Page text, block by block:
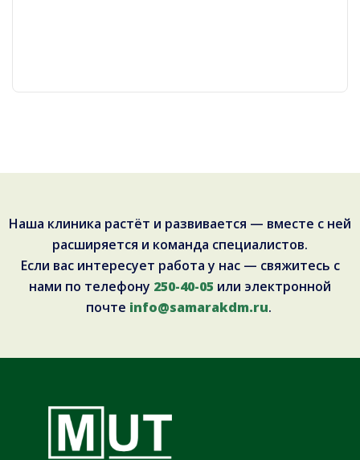
Наша клиника растёт и развивается — вместе с ней
расширяется и команда специалистов.
Если вас интересует работа у нас — свяжитесь с
нами по телефону 250-40-05 или электронной
почте info@samarakdm.ru.